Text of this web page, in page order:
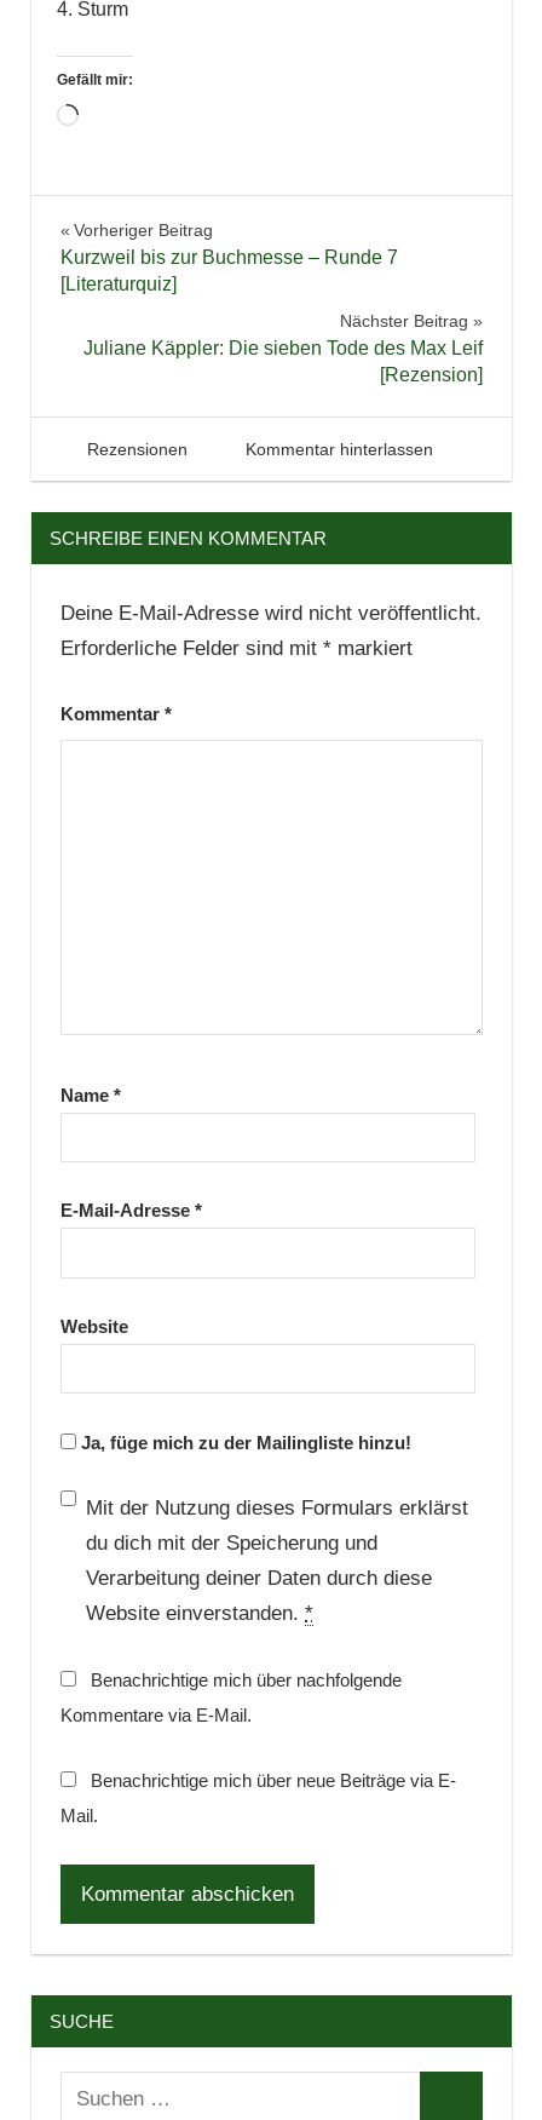
4. Sturm
Gefällt mir:
Wird
Fantasy
Reihe
Trilogie
Beitragsnavigation
Vorheriger Beitrag
Kurzweil bis zur Buchmesse – Runde 7
[Literaturquiz]
Nächster Beitrag
Juliane Käppler: Die sieben Tode des Max Leif
[Rezension]
16. Februar 2016
Tintenhain
Rezensionen Kommentar hinterlassen
SCHREIBE EINEN KOMMENTAR
Deine E-Mail-Adresse wird nicht veröffentlicht.
Erforderliche Felder sind mit *markiert
Kommentar *
Name *
E-Mail-Adresse *
Website
Ja, füge mich zu der Mailingliste hinzu!
Mit der Nutzung dieses Formulars erklärst
du dich mit der Speicherung und
Verarbeitung deiner Daten durch diese
Website einverstanden. *
Benachrichtige mich über nachfolgende
Kommentare via E-Mail.
Benachrichtige mich über neue Beiträge via E-
Mail.
SUCHE
Suchen